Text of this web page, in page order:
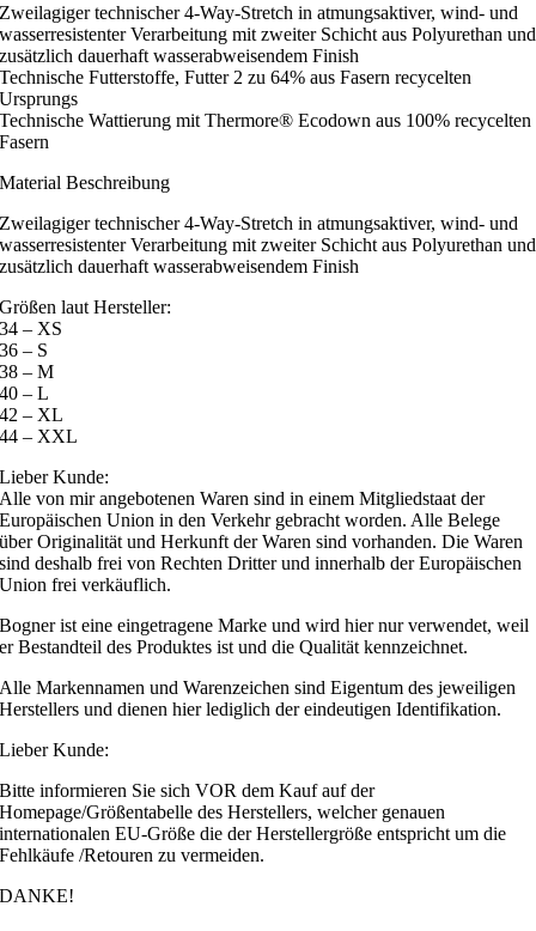
Zweilagiger technischer 4-Way-Stretch in atmungsaktiver, wind- und
wasserresistenter Verarbeitung mit zweiter Schicht aus Polyurethan und
zusätzlich dauerhaft wasserabweisendem Finish
Technische Futterstoffe, Futter 2 zu 64% aus Fasern recycelten
Ursprungs
Technische Wattierung mit Thermore® Ecodown aus 100% recycelten
Fasern
Material Beschreibung
Zweilagiger technischer 4-Way-Stretch in atmungsaktiver, wind- und
wasserresistenter Verarbeitung mit zweiter Schicht aus Polyurethan und
zusätzlich dauerhaft wasserabweisendem Finish
Größen laut Hersteller:
34 – XS
36 – S
38 – M
40 – L
42 – XL
44 – XXL
Lieber Kunde:
Alle von mir angebotenen Waren sind in einem Mitgliedstaat der
Europäischen Union in den Verkehr gebracht worden. Alle Belege
über Originalität und Herkunft der Waren sind vorhanden. Die Waren
sind deshalb frei von Rechten Dritter und innerhalb der Europäischen
Union frei verkäuflich.
Bogner ist eine eingetragene Marke und wird hier nur verwendet, weil
er Bestandteil des Produktes ist und die Qualität kennzeichnet.
Alle Markennamen und Warenzeichen sind Eigentum des jeweiligen
Herstellers und dienen hier lediglich der eindeutigen Identifikation.
Lieber Kunde:
Bitte informieren Sie sich VOR dem Kauf auf der
Homepage/Größentabelle des Herstellers, welcher genauen
internationalen EU-Größe die der Herstellergröße entspricht um die
Fehlkäufe /Retouren zu vermeiden.
DANKE!